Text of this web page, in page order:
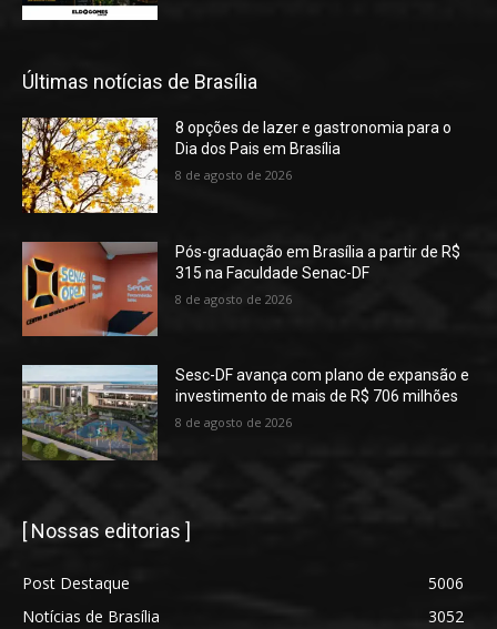
Últimas notícias de Brasília
8 opções de lazer e gastronomia para o
Dia dos Pais em Brasília
8 de agosto de 2026
Pós-graduação em Brasília a partir de R$
315 na Faculdade Senac-DF
8 de agosto de 2026
Sesc-DF avança com plano de expansão e
investimento de mais de R$ 706 milhões
8 de agosto de 2026
[ Nossas editorias ]
Post Destaque
5006
Notícias de Brasília
3052